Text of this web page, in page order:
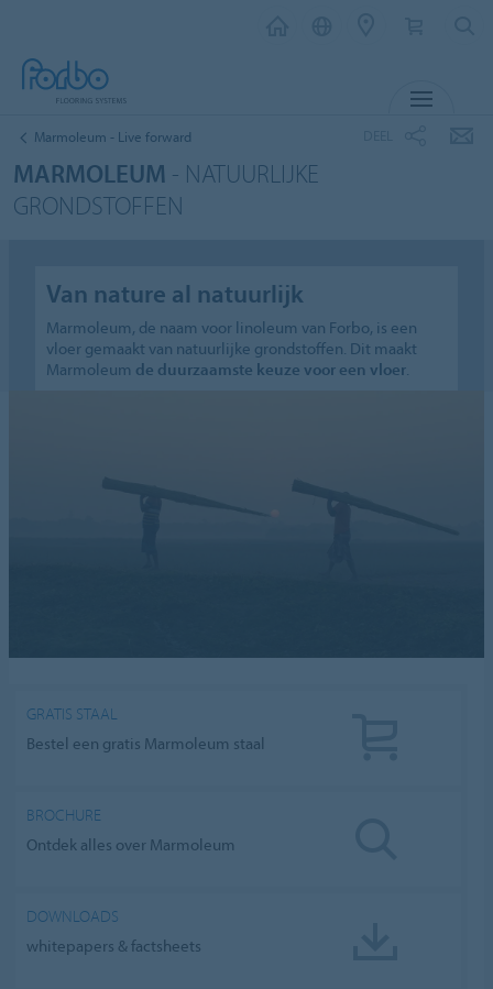
Marmoleum - Live forward
MARMOLEUM - NATUURLIJKE
GRONDSTOFFEN
Van nature al natuurlijk
Marmoleum, de naam voor linoleum van Forbo, is een
vloer gemaakt van natuurlijke grondstoffen. Dit maakt
Marmoleum de duurzaamste keuze voor een vloer.
GRATIS STAAL
Bestel een gratis Marmoleum staal
BROCHURE
Ontdek alles over Marmoleum
DOWNLOADS
whitepapers & factsheets